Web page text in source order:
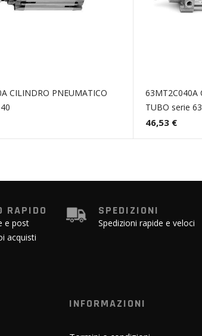
CILINDRO PNEUMATICO
63MT2C040A
TUBO serie
46,53 €
RAPIDO
e post
acquisti
SPEDIZIONI
Spedizioni rapide e veloci
INFORMAZIONI